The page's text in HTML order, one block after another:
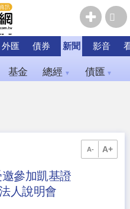
外匯 債券 新聞 影音
基金 總經 ▼ 債匯 ▼
A- A+
參加凱基證
人說明會